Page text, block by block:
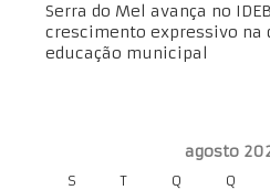
Serra do Mel avança no
crescimento expressivo na
educação municipal
agosto
S T Q Q